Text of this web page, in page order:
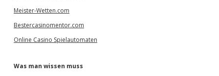
Meister-Wetten.com
Bestercasinomentor.com
Online Casino Spielautomaten
Was man wissen muss